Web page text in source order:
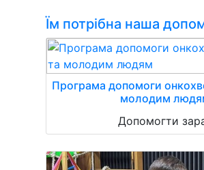
Їм потрібна наша
Програма допомоги
молодим
Допомогти